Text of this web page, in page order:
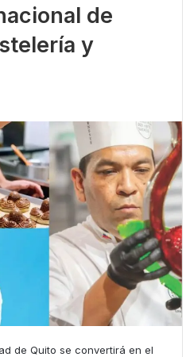
de
y
de Quito se convertirá en el